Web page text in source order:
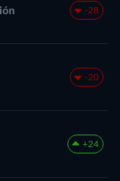
-28
-20
+24